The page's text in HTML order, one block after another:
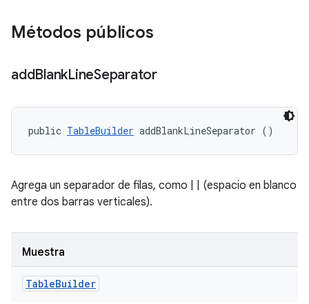
Métodos públicos
addBlankLineSeparator
public TableBuilder addBlankLineSeparator ()
Agrega un separador de filas, como | | (espacio en blanco
entre dos barras verticales).
Muestra
TableBuilder